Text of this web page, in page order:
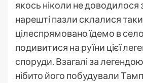
якось ніколи не доводилося
нарешті пазли склалися
цілеспрямовано їдемо в
подивитися на руїни цієї
споруди. Взагалі за
нібито його побудували